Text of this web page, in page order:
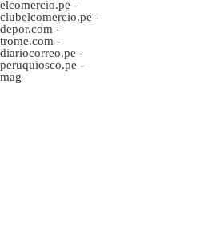
elcomercio.pe -
clubelcomercio.pe -
depor.com -
trome.com -
diariocorreo.pe -
peruquiosco.pe -
mag